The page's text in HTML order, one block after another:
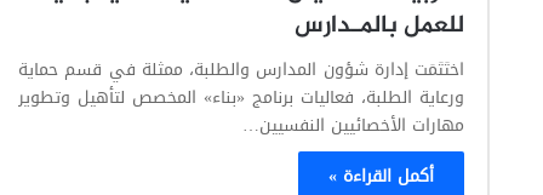
للعمل بالمـدارس
اختَتَمَت إدارة شؤون المدارس والطلبة، ممثلة في قسم حماية
ورعاية الطلبة، فعاليات برنامج «بناء» المخصص لتأهيل وتطوير
مهارات الأخصائيين النفسيين…
أكمل القراءة »